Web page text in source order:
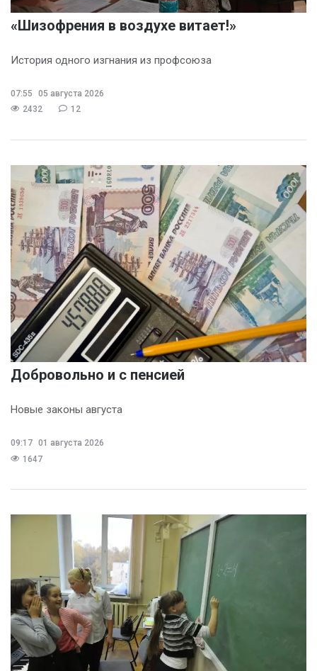
«Шизофрения в воздухе витает!»
История одного изгнания из профсоюза
07:55
05 августа 2026
2432
12
Добровольно и с пенсией
Новые законы августа
09:17 01 августа 2026
1647